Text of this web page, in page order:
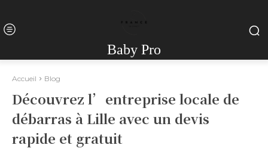
Baby Pro
Accueil Blog
Découvrez l’entreprise locale de
débarras à Lille avec un devis
rapide et gratuit